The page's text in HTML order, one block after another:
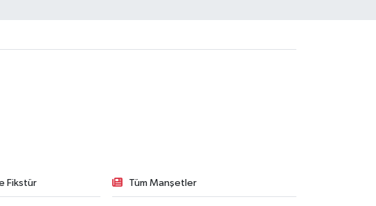
Fikstür Tüm Manşetler